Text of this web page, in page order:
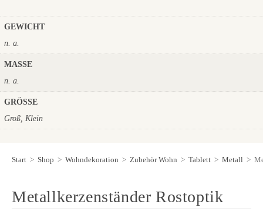
GEWICHT
n. a.
MASSE
n. a.
GRÖSSE
Groß, Klein
Start > Shop > Wohndekoration > Zubehör Wohn > Tablett > Metall >
Metallkerzenständer Rostoptik